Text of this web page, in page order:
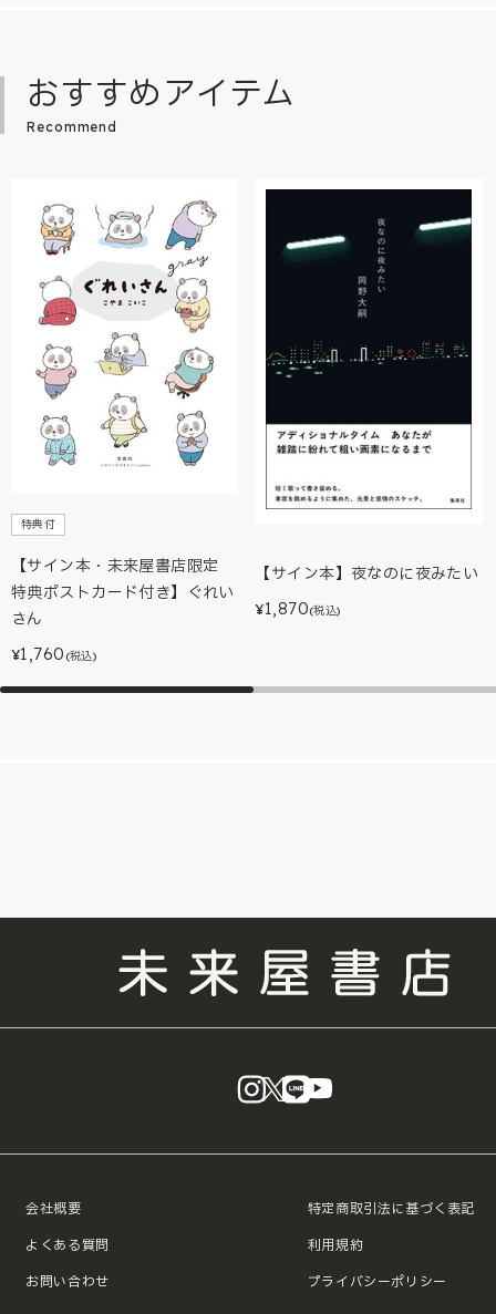
おすすめアイテム
Recommend
特典付
【サイン本・未来屋書店限定
特典ポストカード付き】ぐれい
さん
¥1,760 (税込)
【サイン本】夜なのに夜みたい
¥1,870(税込)
instagram
X LINE
会社概要
よくある質問
お問い合わせ
特定商取引法に基づく表記
利用規約
プライバシーポリシー